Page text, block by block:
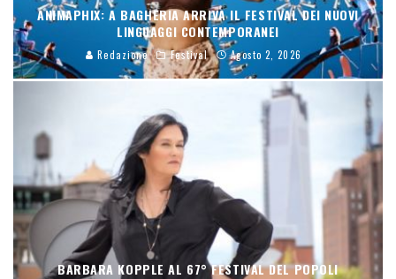
ANIMAPHIX: A BAGHERIA ARRIVA IL FESTIVAL DEI NUOVI
LINGUAGGI CONTEMPORANEI
Redazione Festival Agosto 2, 2026
BARBARA KOPPLE AL 67° FESTIVAL DEL POPOLI